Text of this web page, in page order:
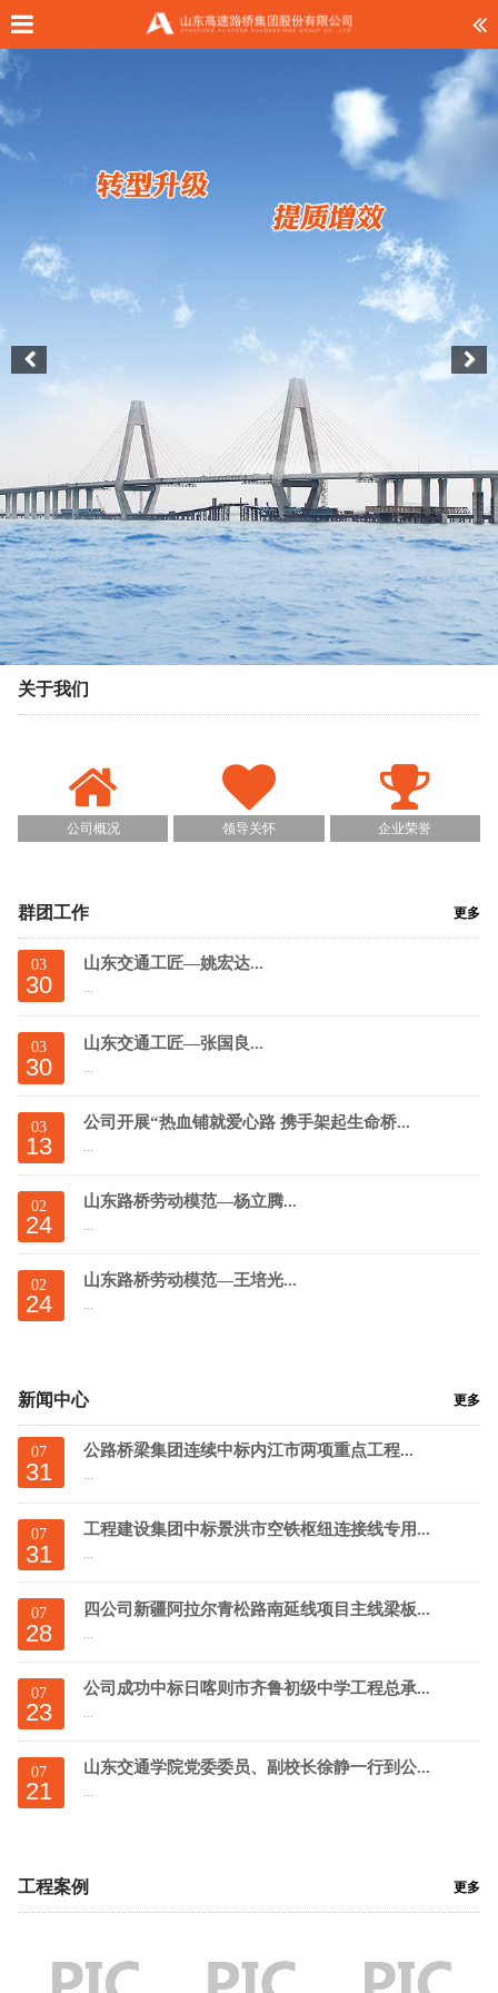
关于我们
公司概况 领导关怀 企业荣誉
群团工作 更多
03
30
山东交通工匠—姚宏达...
...
03
30
山东交通工匠—张国良...
03
13
公司开展“热血铺就爱心路 携手架起生命桥...
02
24
山东路桥劳动模范—杨立腾...
...
02
24
山东路桥劳动模范—王培光...
...
新闻中心 更多
07
31
公路桥梁集团连续中标内江市两项重点工程...
...
07
31
工程建设集团中标景洪市空铁枢纽连接线专用...
...
07
28
四公司新疆阿拉尔青松路南延线项目主线梁板...
07
23
公司成功中标日喀则市齐鲁初级中学工程总承...
07
21
山东交通学院党委委员、副校长徐静一行到公...
...
工程案例 更多